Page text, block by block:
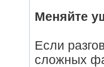
Меняйте
Если
сложных